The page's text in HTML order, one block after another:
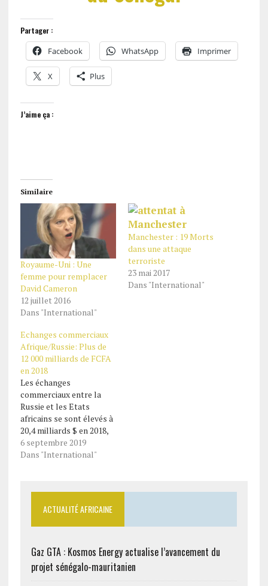
Partager :
Facebook WhatsApp Imprimer
X Plus
J’aime ça :
Similaire
Royaume-Uni : Une
femme pour remplacer
David Cameron
12 juillet 2016
Dans "International"
Manchester : 19 Morts
dans une attaque
terroriste
23 mai 2017
Dans "International"
Echanges commerciaux
Afrique/Russie: Plus de
12 000 milliards de FCFA
en 2018
Les échanges
commerciaux entre la
Russie et les Etats
africains se sont élevés à
20,4 milliards $ en 2018,
soit plus de 12 000
milliards de FCFA. La
qui cite une source
officielle. Ce chiffre
représente une hausse de
17,2% par rapport au
6 septembre 2019
Dans "International"
ACTUALITÉ AFRICAINE
Gaz GTA : Kosmos Energy actualise l’avancement du
projet sénégalo-mauritanien